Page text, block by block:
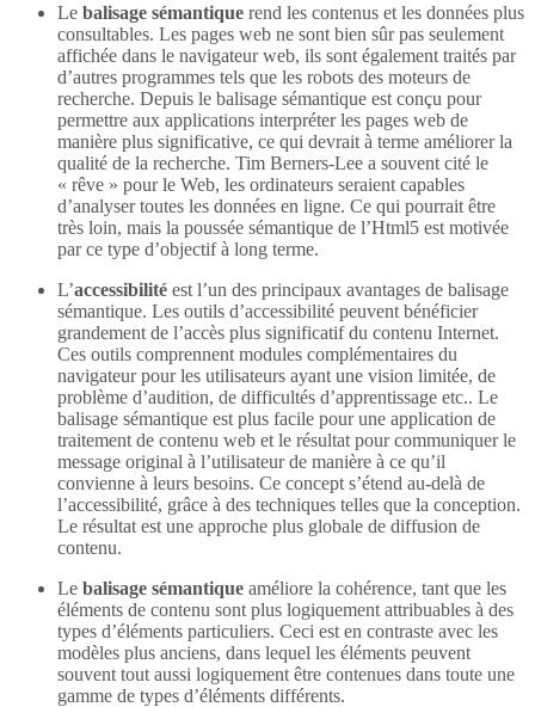
Le balisage sémantique rend les contenus et les données plus
consultables. Les pages web ne sont bien sûr pas seulement
affichée dans le navigateur web, ils sont également traités par
d’autres programmes tels que les robots des moteurs de
recherche. Depuis le balisage sémantique est conçu pour
permettre aux applications interpréter les pages web de
manière plus significative, ce qui devrait à terme améliorer la
qualité de la recherche. Tim Berners-Lee a souvent cité le
« rêve » pour le Web, les ordinateurs seraient capables
d’analyser toutes les données en ligne. Ce qui pourrait être
très loin, mais la poussée sémantique de l’Html5 est motivée
par ce type d’objectif à long terme.
L’accessibilité est l’un des principaux avantages de balisage
sémantique. Les outils d’accessibilité peuvent bénéficier
grandement de l’accès plus significatif du contenu Internet.
Ces outils comprennent modules complémentaires du
navigateur pour les utilisateurs ayant une vision limitée, de
problème d’audition, de difficultés d’apprentissage etc.. Le
balisage sémantique est plus facile pour une application de
traitement de contenu web et le résultat pour communiquer le
message original à l’utilisateur de manière à ce qu’il
convienne à leurs besoins. Ce concept s’étend au-delà de
l’accessibilité, grâce à des techniques telles que la conception.
Le résultat est une approche plus globale de diffusion de
contenu.
Le balisage sémantique améliore la cohérence, tant que les
éléments de contenu sont plus logiquement attribuables à des
types d’éléments particuliers. Ceci est en contraste avec les
modèles plus anciens, dans lequel les éléments peuvent
souvent tout aussi logiquement être contenues dans toute une
gamme de types d’éléments différents.